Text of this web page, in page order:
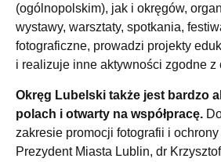
(ogólnopolskim), jak i okręgów,
wystawy, warsztaty, spotkania,
fotograficzne, prowadzi projekty
i realizuje inne aktywności zgodne z
Okręg Lubelski także jest bardzo
polach i otwarty na współpracę.
zakresie promocji fotografii i ochrony
Prezydent Miasta Lublin, dr